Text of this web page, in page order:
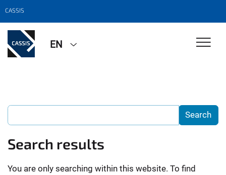
CASSIS
EN
Search results
You are only searching within this website. To find